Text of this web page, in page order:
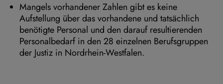
Mangels vorhandener Zahlen gibt es keine
Aufstellung über das vorhandene und tatsächlich
benötigte Personal und den darauf resultierenden
Personalbedarf in den 28 einzelnen Berufsgruppen
der Justiz in Nordrhein-Westfalen.